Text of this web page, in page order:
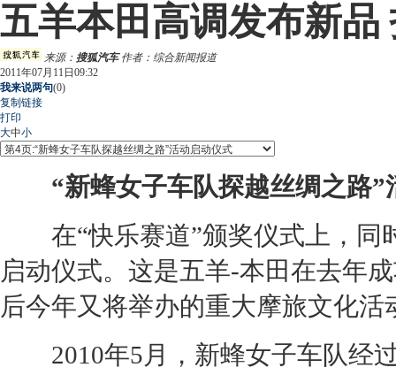
五羊本田高调发布新品
来源： 搜狐汽车作者：综合新闻报道
2011年07月11日09:32
我来说两句(0)
复制链接
打印
大中小
“新蜂女子车队探越丝绸之路”
在“快乐赛道”颁奖仪式上，同
启动仪式。这是五羊-本田在去年
后今年又将举办的重大摩旅文化活
2010年5月，新蜂女子车队经过